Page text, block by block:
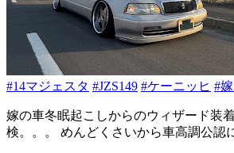
#14マジェスタ #JZS149 #ケーニッヒ #
嫁の車冬眠起こしからのウィザード装
検。。。 めんどくさいから車高調公認